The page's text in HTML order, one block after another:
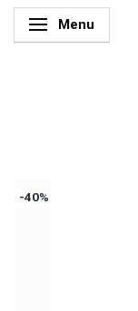
Skifte navigation
Menu
-40%